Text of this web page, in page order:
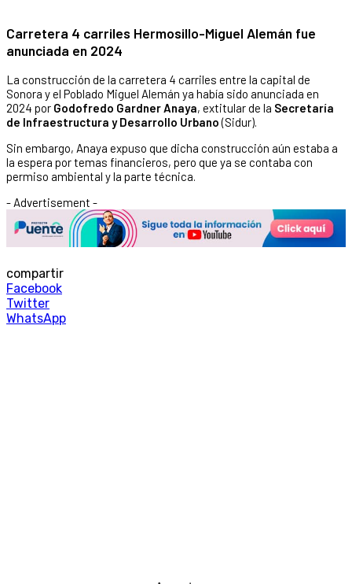
Carretera 4 carriles Hermosillo-Miguel Alemán fue
anunciada en 2024
La construcción de la carretera 4 carriles entre la capital de
Sonora y el Poblado Miguel Alemán ya había sido anunciada en
2024 por Godofredo Gardner Anaya, extitular de la Secretaría
de Infraestructura y Desarrollo Urbano(Sidur).
Sin embargo, Anaya expuso que dicha construcción aún estaba a
la espera por temas financieros, pero que ya se contaba con
permiso ambiental y la parte técnica.
- Advertisement -
compartir
Facebook
Twitter
WhatsApp